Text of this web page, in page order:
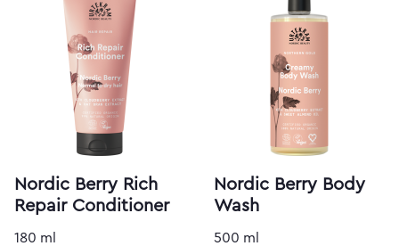
Nordic Berry Rich
Repair Conditioner
180 ml
Nordic Berry Body
Wash
500 ml